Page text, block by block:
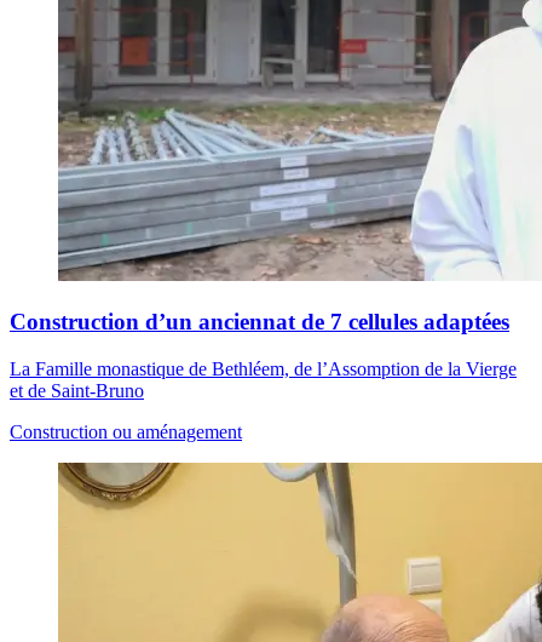
Construction d’un anciennat de 7 cellules adaptées
La Famille monastique de Bethléem, de l’Assomption de la Vierge
et de Saint-Bruno
Construction ou aménagement